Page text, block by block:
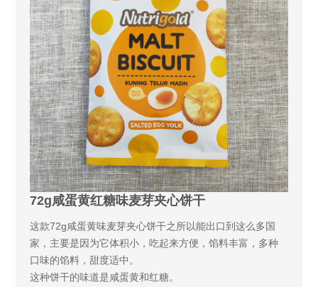
72g咸蛋黄红糖味麦芽夹心饼干
这款72g咸蛋黄味麦芽夹心饼干之所以能出口到这么多国
家，主要是因为它体积小，吃起来方便，馅料丰富，多种
口味的馅料，甜度适中。
这种饼干的味道是咸蛋黄和红糖。